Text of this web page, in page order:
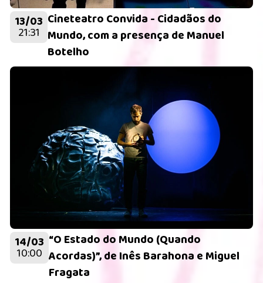
13/03
21:31
Cineteatro Convida - Cidadãos do
Mundo, com a presença de Manuel
Botelho
14/03
10:00
“O Estado do Mundo (Quando
Acordas)”, de Inês Barahona e Miguel
Fragata